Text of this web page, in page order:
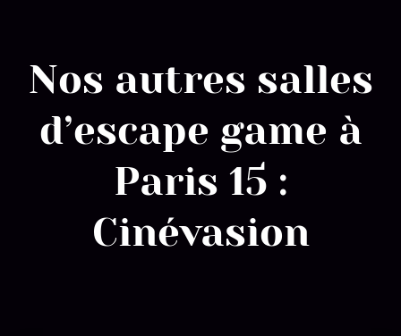
Nos autres salles
d’escape game à
Paris 15 :
Cinévasion